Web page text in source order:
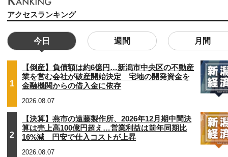
アクセスランキング
今日 週間 月間
1
【倒産】負債額は約6億円…新潟市中央区の不動産
業を営む会社が破産開始決定 宅地の開発資金を
金融機関からの借入金に依存
2026.08.07
2
【決算】燕市の遠藤製作所、2026年12月期中間決
算は売上高100億円超え…営業利益は前年同期比
16%減 円安で仕入コストが上昇
2026.08.07